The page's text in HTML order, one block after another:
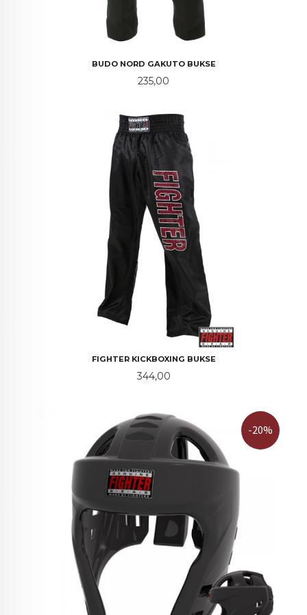
BUDO NORD GAKUTO BUKSE
Pris
235,00
FIGHTER KICKBOXING BUKSE
Pris
344,00
-20%